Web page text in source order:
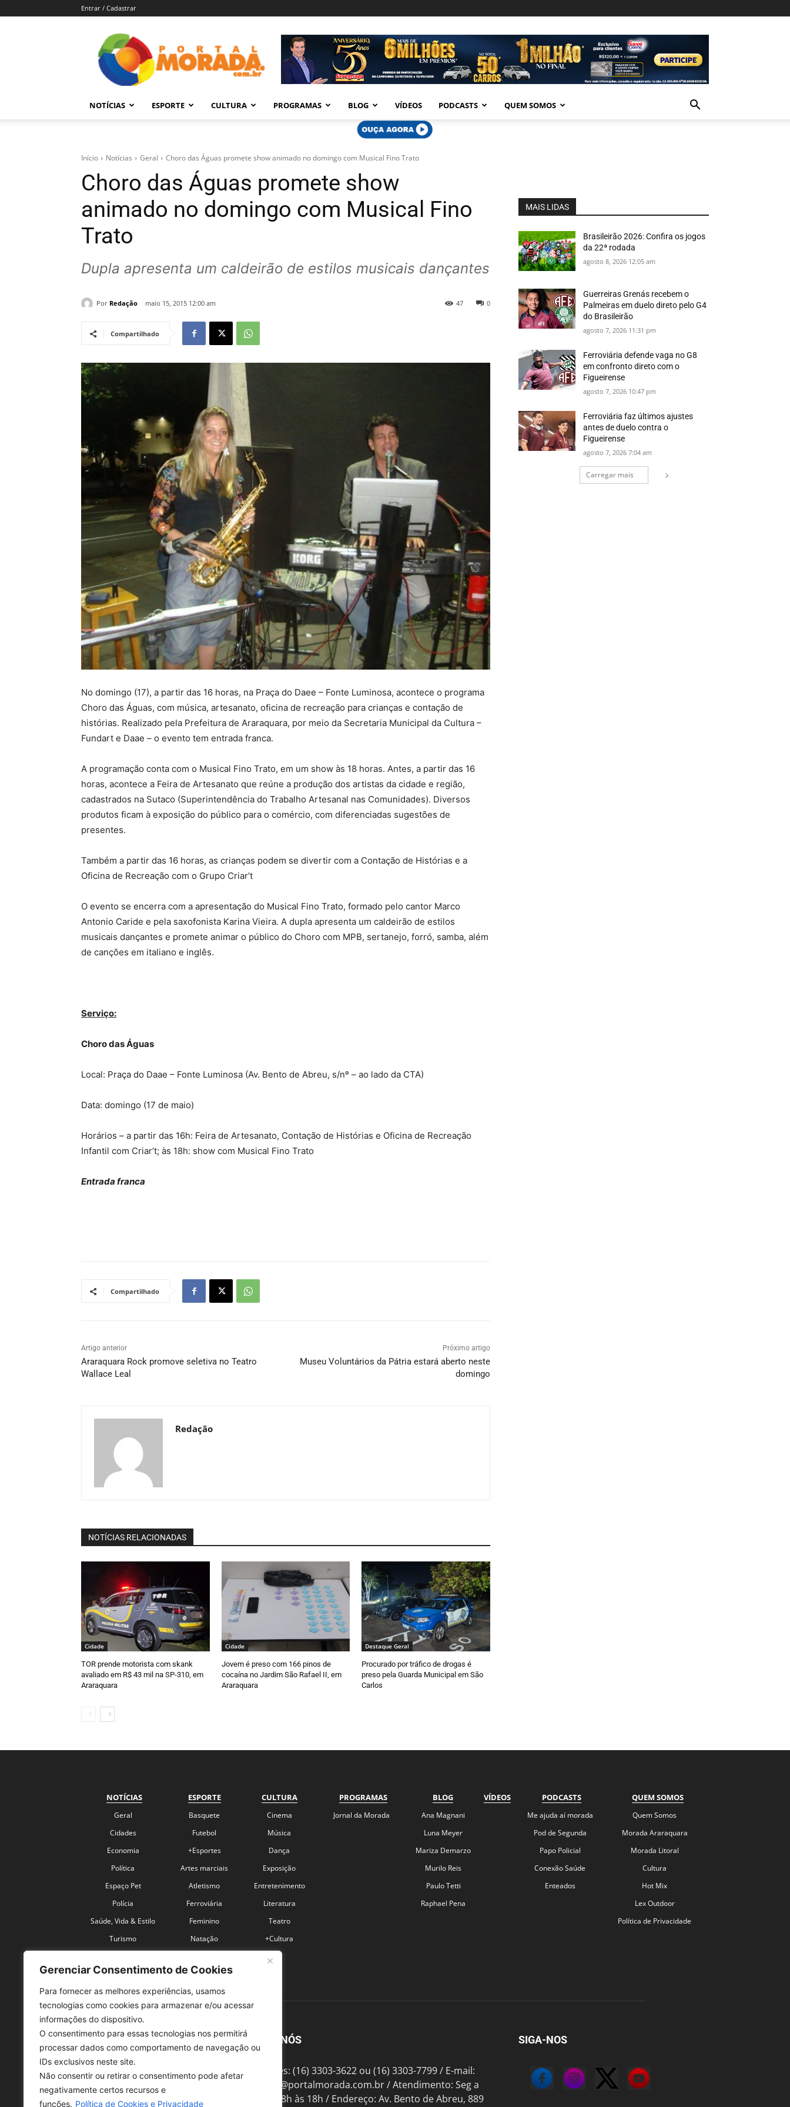
Gerenciar Consentimento de Cookies
Para fornecer as melhores experiências, usamos
tecnologias como cookies para armazenar e/ou acessar
informações do dispositivo.
O consentimento para essas tecnologias nos permitirá
processar dados como comportamento de navegação ou
IDs exclusivos neste site.
Não consentir ou retirar o consentimento pode afetar
negativamente certos recursos e
funções. Política de Cookies e Privacidade
Entrar / Cadastrar
Morada
–
Araraquara
NOTÍCIAS ESPORTE CULTURA PROGRAMAS BLOG VÍDEOS PODCASTS QUEM SOMOS
Início Notícias Geral Choro das Águas promete show animado no domingo com Musical Fino Trato
Choro das Águas promete show
animado no domingo com Musical Fino
Trato
Dupla apresenta um caldeirão de estilos musicais dançantes
Por Redação maio 15, 2015 12:00 am 0
47
Compartilhado
No domingo (17), a partir das 16 horas, na Praça do Daee – Fonte Luminosa, acontece o programa
Choro das Águas, com música, artesanato, oficina de recreação para crianças e contação de
histórias. Realizado pela Prefeitura de Araraquara, por meio da Secretaria Municipal da Cultura –
Fundart e Daae – o evento tem entrada franca.
A programação conta com o Musical Fino Trato, em um show às 18 horas. Antes, a partir das 16
horas, acontece a Feira de Artesanato que reúne a produção dos artistas da cidade e região,
cadastrados na Sutaco (Superintendência do Trabalho Artesanal nas Comunidades). Diversos
produtos ficam à exposição do público para o comércio, com diferenciadas sugestões de
presentes.
Também a partir das 16 horas, as crianças podem se divertir com a Contação de Histórias e a
Oficina de Recreação com o Grupo Criar’t
O evento se encerra com a apresentação do Musical Fino Trato, formado pelo cantor Marco
Antonio Caride e pela saxofonista Karina Vieira. A dupla apresenta um caldeirão de estilos
musicais dançantes e promete animar o público do Choro com MPB, sertanejo, forró, samba, além
de canções em italiano e inglês.
Serviço:
Choro das Águas
Local: Praça do Daae – Fonte Luminosa (Av. Bento de Abreu, s/nº – ao lado da CTA)
Data: domingo (17 de maio)
Horários – a partir das 16h: Feira de Artesanato, Contação de Histórias e Oficina de Recreação
Infantil com Criar’t; às 18h: show com Musical Fino Trato
Entrada franca
Compartilhado
Artigo anterior
Araraquara Rock promove seletiva no Teatro
Wallace Leal
Próximo artigo
Museu Voluntários da Pátria estará aberto neste
domingo
Redação
NOTÍCIAS RELACIONADAS
Cidade
TOR prende motorista com skank
avaliado em R$ 43 mil na SP-310, em
Araraquara
Cidade
Jovem é preso com 166 pinos de
cocaína no Jardim São Rafael II, em
Araraquara
Destaque Geral
Procurado por tráfico de drogas é
preso pela Guarda Municipal em São
Carlos
MAIS LIDAS
Brasileirão 2026: Confira os jogos
da 22ª rodada
agosto 8, 2026 12:05 am
Guerreiras Grenás recebem o
Palmeiras em duelo direto pelo G4
do Brasileirão
agosto 7, 2026 11:31 pm
Ferroviária defende vaga no G8
em confronto direto com o
Figueirense
agosto 7, 2026 10:47 pm
Ferroviária faz últimos ajustes
antes de duelo contra o
Figueirense
agosto 7, 2026 7:04 am
Carregar mais
NOTÍCIAS
Geral
Cidades
Economia
Política
Espaço Pet
Polícia
Saúde, Vida & Estilo
Turismo
ESPORTE
Basquete
Futebol
+Esportes
Artes marciais
Atletismo
Ferroviária
Feminino
Natação
CULTURA
Cinema
Música
Dança
Exposição
Entretenimento
Literatura
Teatro
+Cultura
PROGRAMAS
Jornal da Morada
BLOG
Ana Magnani
Luna Meyer
Mariza Demarzo
Murilo Reis
Paulo Tetti
Raphael Pena
VÍDEOS PODCASTS
Me ajuda aí morada
Pod de Segunda
Papo Policial
Conexão Saúde
Enteados
QUEM SOMOS
Quem Somos
Morada Araraquara
Morada Litoral
Cultura
Hot Mix
Lex Outdoor
Política de Privacidade
SOBRE NÓS
Telefones: (16) 3303-3622 ou (16) 3303-7799 / E-mail:
contato@portalmorada.com.br/ Atendimento: Seg a
Sex das 8h às 18h / Endereço: Av. Bento de Abreu, 889
SIGA-NOS